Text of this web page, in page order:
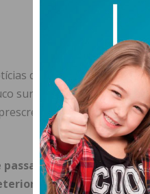
de “figuras públicas”
surpreendidos,
os exames de
passamos a tomar para
das artérias